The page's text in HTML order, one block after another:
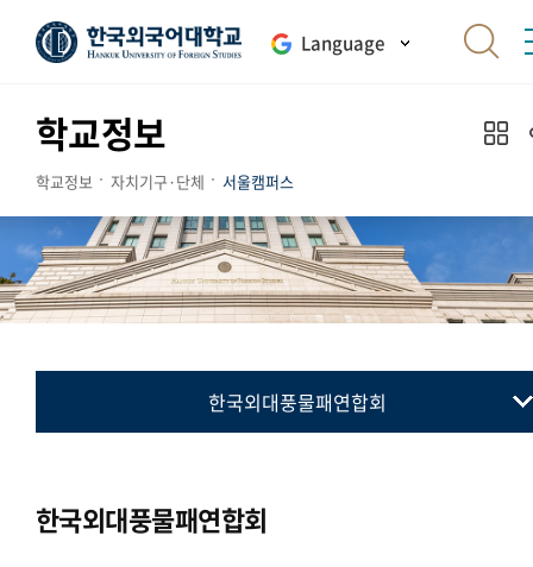
Language
학교정보
학교정보 자치기구·단체 서울캠퍼스
한국외대풍물패연합회
교지 편집위원회
한국외대풍물패연합회